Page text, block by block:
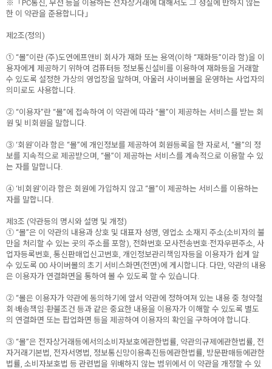
※「PC통신, 무선 등을 이용하는 전자상거래에 대해서도 그 성질에 반하지 않는
한 이 약관을 준용합니다」
제2조(정의)
① “몰”이란 (주)도연에프앤비 회사가 재화 또는 용역(이하 “재화등”이라 함)을 이
용자에게 제공하기 위하여 컴퓨터등 정보통신설비를 이용하여 재화등을 거래할
수 있도록 설정한 가상의 영업장을 말하며, 아울러 사이버몰을 운영하는 사업자의
의미로도 사용합니다.
② “이용자”란 “몰”에 접속하여 이 약관에 따라 “몰”이 제공하는 서비스를 받는 회
원 및 비회원을 말합니다.
③ ‘회원’이라 함은 “몰”에 개인정보를 제공하여 회원등록을 한 자로서, “몰”의 정
보를 지속적으로 제공받으며, “몰”이 제공하는 서비스를 계속적으로 이용할 수 있
는 자를 말합니다.
④ ‘비회원’이라 함은 회원에 가입하지 않고 “몰”이 제공하는 서비스를 이용하는
자를 말합니다.
제3조 (약관등의 명시와 설명 및 개정)
① “몰”은 이 약관의 내용과 상호 및 대표자 성명, 영업소 소재지 주소(소비자의 불
만을 처리할 수 있는 곳의 주소를 포함), 전화번호·모사전송번호·전자우편주소, 사
업자등록번호, 통신판매업신고번호, 개인정보관리책임자등을 이용자가 쉽게 알
수 있도록 00 사이버몰의 초기 서비스화면(전면)에 게시합니다. 다만, 약관의 내용
은 이용자가 연결화면을 통하여 볼 수 있도록 할 수 있습니다.
② “몰은 이용자가 약관에 동의하기에 앞서 약관에 정하여져 있는 내용 중 청약철
회·배송책임·환불조건 등과 같은 중요한 내용을 이용자가 이해할 수 있도록 별도
의 연결화면 또는 팝업화면 등을 제공하여 이용자의 확인을 구하여야 합니다.
③ “몰”은 전자상거래등에서의소비자보호에관한법률, 약관의규제에관한법률, 전
자거래기본법, 전자서명법, 정보통신망이용촉진등에관한법률, 방문판매등에관한
법률, 소비자보호법 등 관련법을 위배하지 않는 범위에서 이 약관을 개정할 수 있